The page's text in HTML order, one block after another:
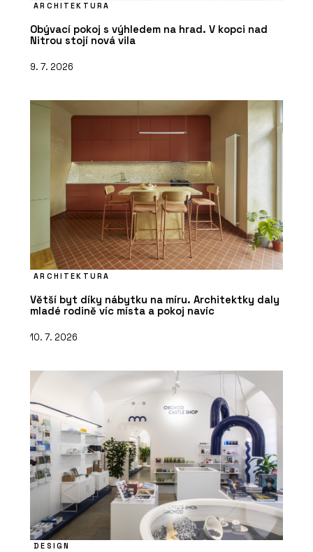
ARCHITEKTURA
Obývací pokoj s výhledem na hrad. V kopci nad
Nitrou stojí nová vila
9. 7. 2026
ARCHITEKTURA
Větší byt díky nábytku na míru. Architektky daly
mladé rodině víc místa a pokoj navíc
10. 7. 2026
DESIGN